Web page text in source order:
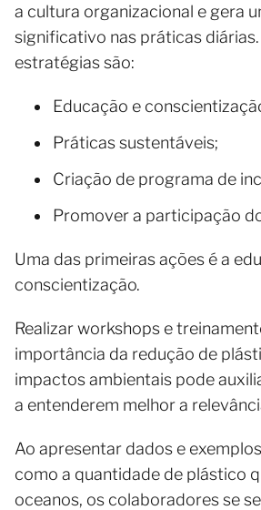
a cultura organizacional e gera
significativo nas práticas
estratégias são:
Educação e
Práticas sustentáveis;
Criação de programa de
Promover a participação
Uma das primeiras ações é a
conscientização.
Realizar workshops e
importância da redução de
impactos ambientais pode
a entenderem melhor a
Ao apresentar dados e
como a quantidade de plástico
oceanos, os colaboradores se